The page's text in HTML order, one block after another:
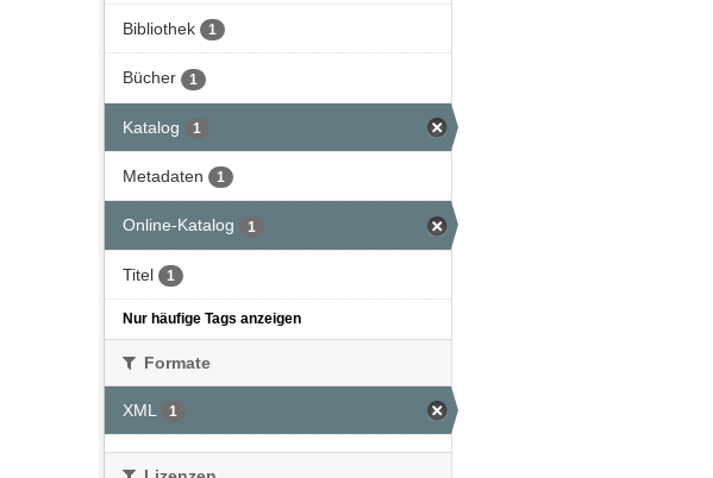
Bibliothek 1
Bücher 1
Katalog 1
Metadaten 1
Online-Katalog 1
Titel 1
Nur häufige Tags anzeigen
Formate
XML 1